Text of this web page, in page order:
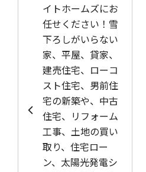
イトホームズにお
任せください！雪
下ろしがいらない
家、平屋、貸家、
建売住宅、ローコ
スト住宅、男前住
宅の新築や、中古
住宅、リフォーム
工事、土地の買い
取り、住宅ロー
ン、太陽光発電シ